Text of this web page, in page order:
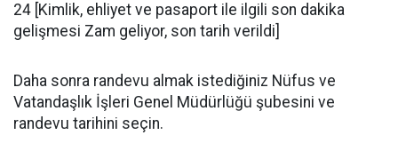
24 [Kimlik, ehliyet ve pasaport ile ilgili son dakika
gelişmesi Zam geliyor, son tarih verildi]
Daha sonra randevu almak istediğiniz Nüfus ve
Vatandaşlık İşleri Genel Müdürlüğü şubesini ve
randevu tarihini seçin.